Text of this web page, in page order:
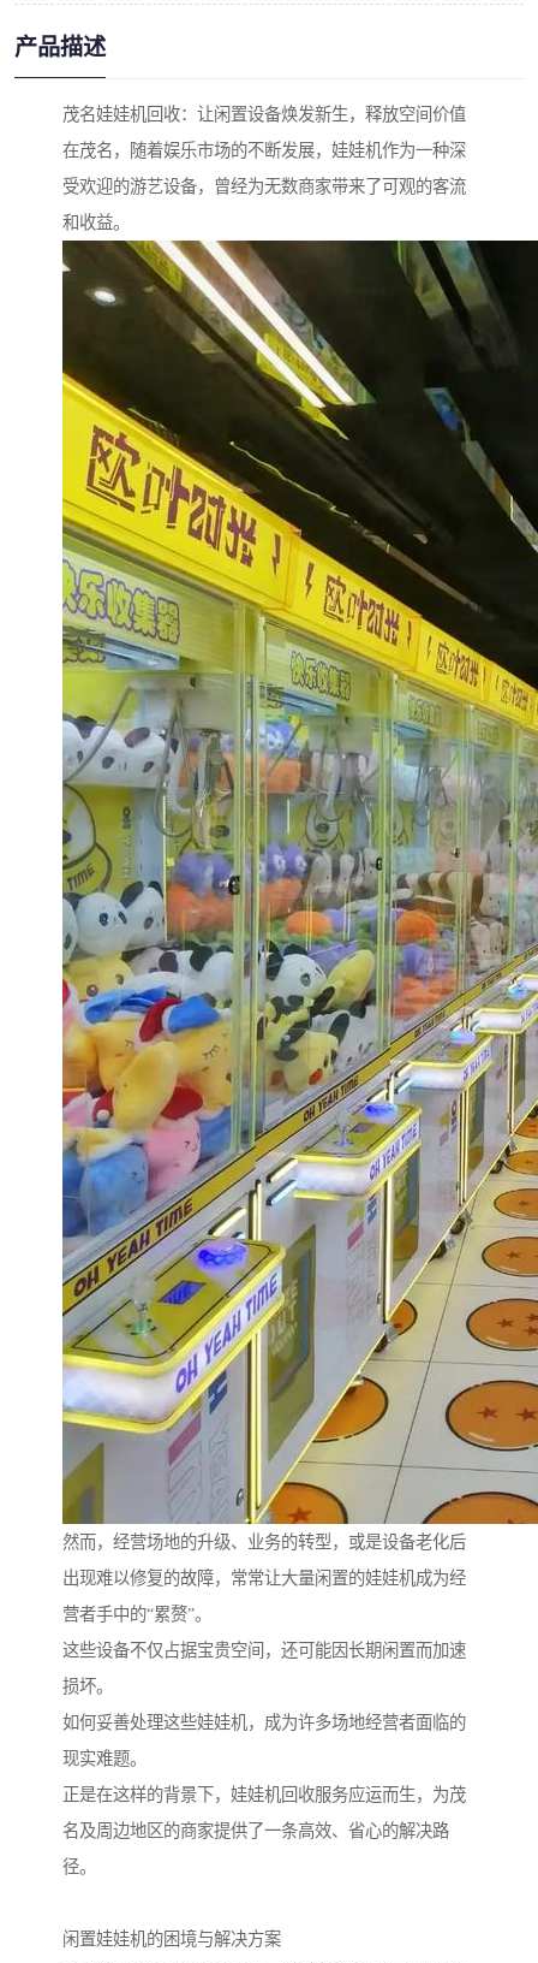
产品描述
茂名娃娃机回收：让闲置设备焕发新生，释放空间价值
在茂名，随着娱乐市场的不断发展，娃娃机作为一种深
受欢迎的游艺设备，曾经为无数商家带来了可观的客流
和收益。
然而，经营场地的升级、业务的转型，或是设备老化后
出现难以修复的故障，常常让大量闲置的娃娃机成为经
营者手中的“累赘”。
这些设备不仅占据宝贵空间，还可能因长期闲置而加速
损坏。
如何妥善处理这些娃娃机，成为许多场地经营者面临的
现实难题。
正是在这样的背景下，娃娃机回收服务应运而生，为茂
名及周边地区的商家提供了一条高效、省心的解决路
径。
闲置娃娃机的困境与解决方案